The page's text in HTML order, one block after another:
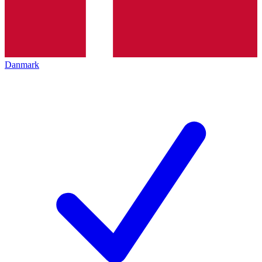
Danmark